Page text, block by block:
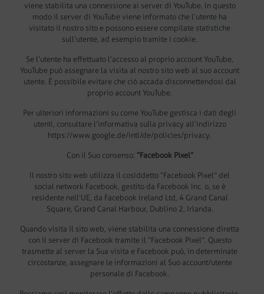
viene stabilita una connessione ai server di YouTube. In questo
modo il server di YouTube viene informato che l’utente ha
visitato il nostro sito e possono essere compilate statistiche
sull’utente, ad esempio tramite i cookie.
Se l’utente ha effettuato l’accesso al proprio account YouTube,
YouTube può assegnare la visita al nostro sito web al suo account
utente. È possibile evitare che ciò accada disconnettendosi dal
proprio account YouTube.
Per ulteriori informazioni su come YouTube gestisca i dati degli
utenti, consultare l’informativa sulla privacy all’indirizzo
https://www.google.de/intl/de/policies/privacy.
Con il Suo consenso: “Facebook Pixel”
Il nostro sito web utilizza il cosiddetto “Facebook Pixel” del
social network Facebook, gestito da Facebook Inc. o, se è
residente nell’UE, da Facebook Ireland Ltd, 4 Grand Canal
Square, Grand Canal Harbour, Dublino 2, Irlanda.
Quando visita il sito web, viene stabilita una connessione diretta
con il server di Facebook tramite il “Facebook Pixel”. Questo
trasmette al server la Sua visita e Facebook può, in determinate
circostanze, assegnare le informazioni al Suo account/utente
personale di Facebook.